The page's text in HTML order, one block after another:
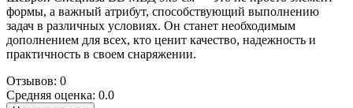
формы, а важный атрибут, способствующий выполнению
задач в различных условиях. Он станет необходимым
дополнением для всех, кто ценит качество, надежность и
практичность в своем снаряжении.
Отзывов: 0
Средняя оценка: 0.0